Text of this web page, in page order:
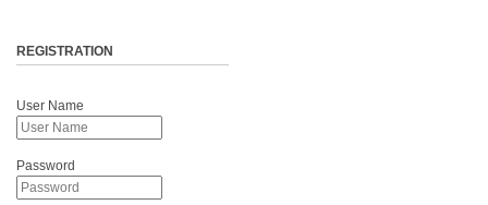
REGISTRATION
User Name
Password